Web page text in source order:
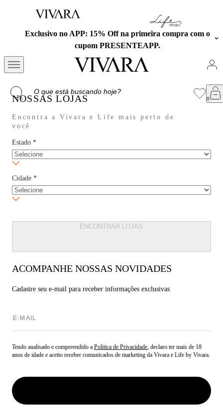
Exclusivo no APP: 15% Off na primeira compra com o
cupom PRESENTEAPP.
NOSSAS LOJAS
Encontra a Vivara e Life mais perto de
você
Estado *
Cidade *
ENCONTRAR LOJAS
ACOMPANHE NOSSAS NOVIDADES
Cadastre seu e-mail para receber informações exclusivas
Tendo analisado e compreendido a Politica de Privacidade, declaro ter mais de 18
anos de idade e aceito receber comunicados de marketing da Vivara e Life by Vivara.